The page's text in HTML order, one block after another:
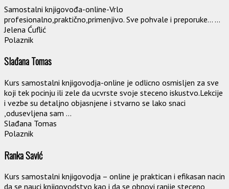
Samostalni knjigovođa-online-Vrlo
profesionalno,praktično,primenjivo. Sve pohvale i preporuke… ...
Jelena Ćuflić
Polaznik
Slađana Tomas
Kurs samostalni knjigovodja-online je odlicno osmisljen za sve
koji tek pocinju ili zele da ucvrste svoje steceno iskustvo.Lekcije
i vezbe su detaljno objasnjene i stvarno se lako snaci
,odusevljena sam ...
Slađana Tomas
Polaznik
Ranka Savić
Kurs samostalni knjigovodja – online je praktican i efikasan nacin
da se nauci knjigovodstvo kao i da se obnovi ranije steceno